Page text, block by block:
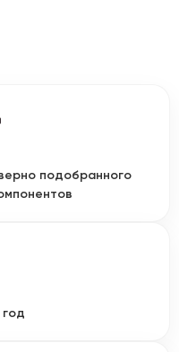
подобранного
год